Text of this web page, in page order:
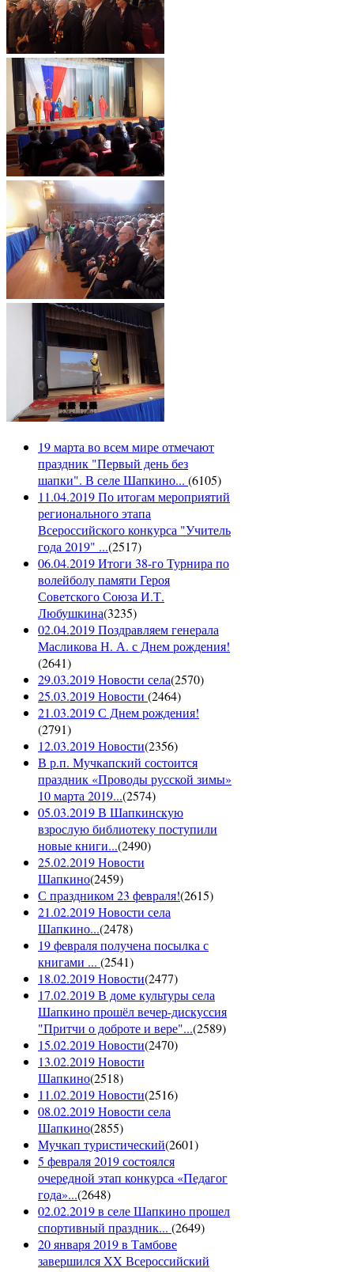
19 марта во всем мире отмечают
праздник "Первый день без
шапки". В селе Шапкино... (6105)
11.04.2019 По итогам мероприятий
регионального этапа
Всероссийского конкурса "Учитель
года 2019" ...(2517)
06.04.2019 Итоги 38-го Турнира по
волейболу памяти Героя
Советского Союза И.Т.
Любушкина(3235)
02.04.2019 Поздравляем генерала
Масликова Н. А. с Днем рождения!
(2641)
29.03.2019 Новости села(2570)
25.03.2019 Новости (2464)
21.03.2019 С Днем рождения!
(2791)
12.03.2019 Новости(2356)
В р.п. Мучкапский состоится
праздник «Проводы русской зимы»
10 марта 2019...(2574)
05.03.2019 В Шапкинскую
взрослую библиотеку поступили
новые книги...(2490)
25.02.2019 Новости
Шапкино(2459)
С праздником 23 февраля!(2615)
21.02.2019 Новости села
Шапкино...(2478)
19 февраля получена посылка с
книгами ... (2541)
18.02.2019 Новости(2477)
17.02.2019 В доме культуры села
Шапкино прошёл вечер-дискуссия
"Притчи о доброте и вере"...(2589)
15.02.2019 Новости(2470)
13.02.2019 Новости
Шапкино(2518)
11.02.2019 Новости(2516)
08.02.2019 Новости села
Шапкино(2855)
Мучкап туристический(2601)
5 февраля 2019 состоялся
очередной этап конкурса «Педагог
года»...(2648)
02.02.2019 в селе Шапкино прошел
спортивный праздник... (2649)
20 января 2019 в Тамбове
завершился XX Всероссийский